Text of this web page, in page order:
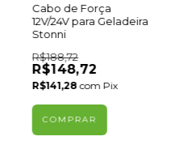
Cabo de Força
12V/24V para Geladeira
Stonni
R$188,72
R$148,72
R$141,28com Pix